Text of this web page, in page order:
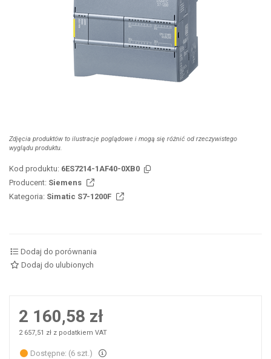
Zdjęcia produktów to ilustracje poglądowe i mogą się różnić od rzeczywistego
wyglądu produktu.
Kod produktu: 6ES7214-1AF40-0XB0
Producent: Siemens
Kategoria: Simatic S7-1200F
Dodaj do porównania
Dodaj do ulubionych
2 160,58 zł
2 657,51 zł z podatkiem VAT
Dostępne: (6 szt.)